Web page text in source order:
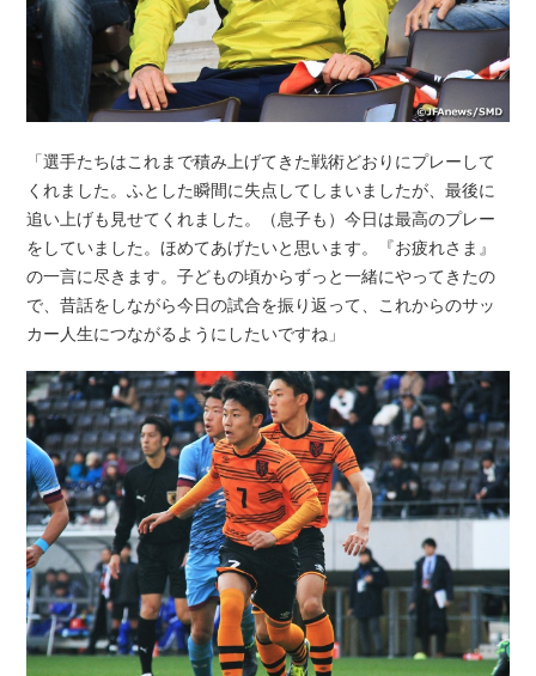
「選手たちはこれまで積み上げてきた戦術どおりにプレーして
くれました。ふとした瞬間に失点してしまいましたが、最後に
追い上げも見せてくれました。（息子も）今日は最高のプレー
をしていました。ほめてあげたいと思います。『お疲れさま』
の一言に尽きます。子どもの頃からずっと一緒にやってきたの
で、昔話をしながら今日の試合を振り返って、これからのサッ
カー人生につながるようにしたいですね」